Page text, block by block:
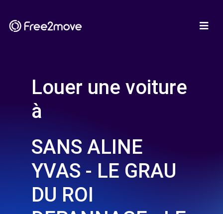
Louer une voiture
à
SANS ALINE
YVAS - LE GRAU
DU ROI